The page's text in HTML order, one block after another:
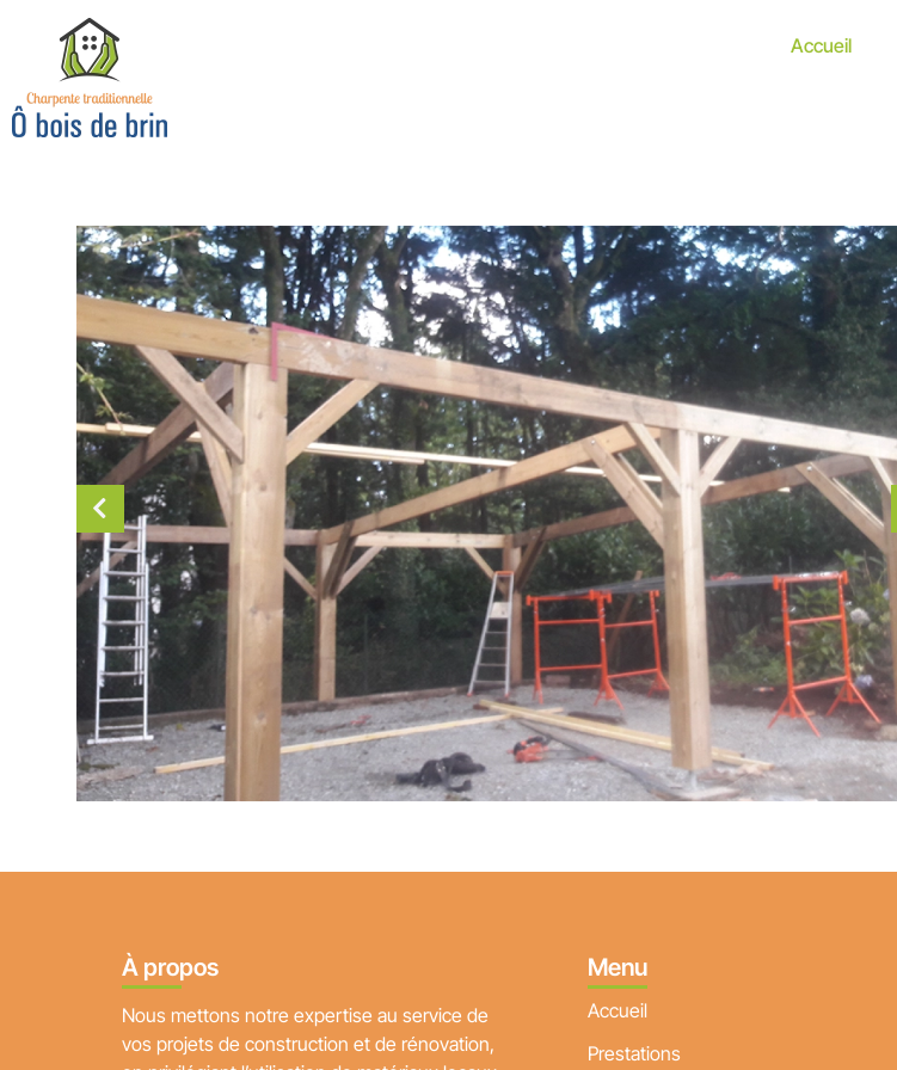
Accueil
À propos
Nous mettons notre expertise au service de
vos projets de construction et de rénovation,
Menu
Accueil
Prestations